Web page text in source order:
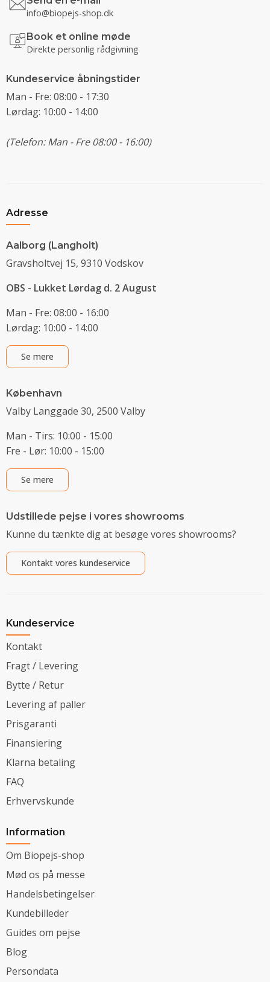
info@biopejs-shop.dk
Book et online møde
Direkte personlig rådgivning
Kundeservice åbningstider
Man - Fre: 08:00 - 17:30
Lørdag: 10:00 - 14:00
(Telefon: Man - Fre 08:00 - 16:00)
Adresse
Aalborg (Langholt)
Gravsholtvej 15, 9310 Vodskov
OBS - Lukket Lørdag d. 2 August
Man - Fre: 08:00 - 16:00
Lørdag: 10:00 - 14:00
Se mere
København
Valby Langgade 30, 2500 Valby
Man - Tirs: 10:00 - 15:00
Fre - Lør: 10:00 - 15:00
Se mere
Udstillede pejse i vores showrooms
Kunne du tænkte dig at besøge vores showrooms?
Kontakt vores kundeservice
Kundeservice
Kontakt
Fragt / Levering
Bytte / Retur
Levering af paller
Prisgaranti
Finansiering
Klarna betaling
FAQ
Erhvervskunde
Information
Om Biopejs-shop
Mød os på messe
Handelsbetingelser
Kundebilleder
Guides om pejse
Blog
Persondata